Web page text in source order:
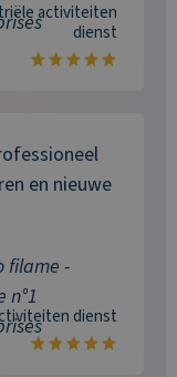
activiteiten
dienst
en nieuwe
dienst